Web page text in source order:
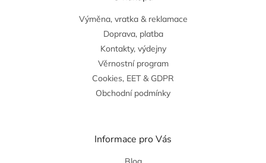
Výměna, vratka & reklamace
Doprava, platba
Kontakty, výdejny
Věrnostní program
Cookies, EET & GDPR
Obchodní podmínky
Informace pro Vás